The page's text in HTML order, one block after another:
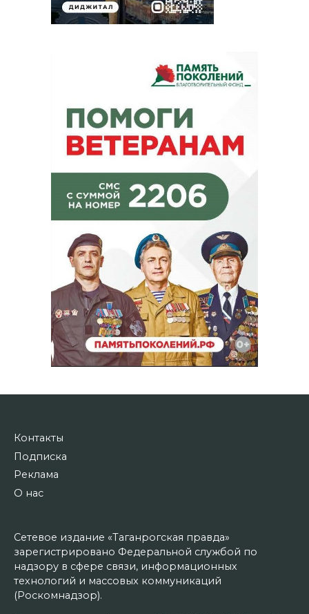
Контакты
Подписка
Реклама
О нас
Сетевое издание «Таганрогская правда»
зарегистрировано Федеральной службой по
надзору в сфере связи, информационных
технологий и массовых коммуникаций
(Роскомнадзор).